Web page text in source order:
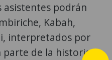
asistentes podrán
Kabah,
interpretados por
de la historia